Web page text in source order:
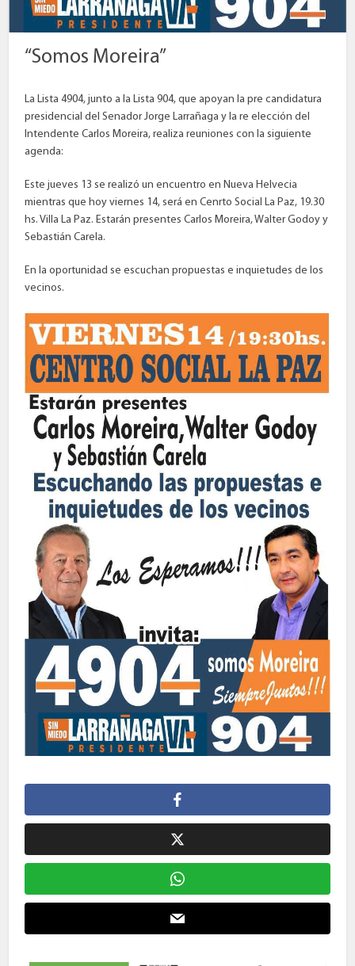
“Somos Moreira”
La Lista 4904, junto a la Lista 904, que apoyan la pre candidatura
presidencial del Senador Jorge Larrañaga y la re elección del
Intendente Carlos Moreira, realiza reuniones con la siguiente
agenda:
Este jueves 13 se realizó un encuentro en Nueva Helvecia
mientras que hoy viernes 14, será en Cenrto Social La Paz, 19.30
hs. Villa La Paz. Estarán presentes Carlos Moreira, Walter Godoy y
Sebastián Carela.
En la oportunidad se escuchan propuestas e inquietudes de los
vecinos.